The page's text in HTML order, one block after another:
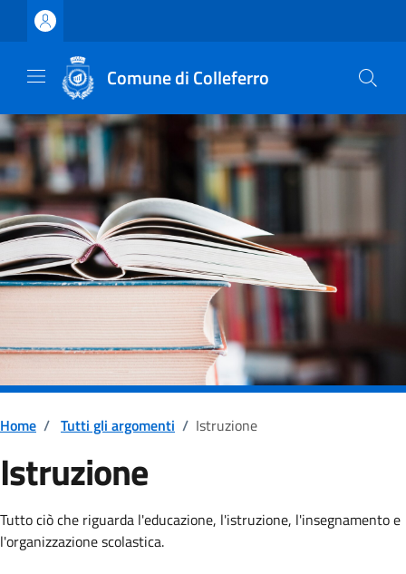
Vai ai contenuti
Vai al footer
Comune di Colleferro
Home / Tutti gli argomenti / Istruzione
Istruzione
Dettagli della notizia
Tutto ciò che riguarda l'educazione, l'istruzione, l'insegnamento e
l'organizzazione scolastica.